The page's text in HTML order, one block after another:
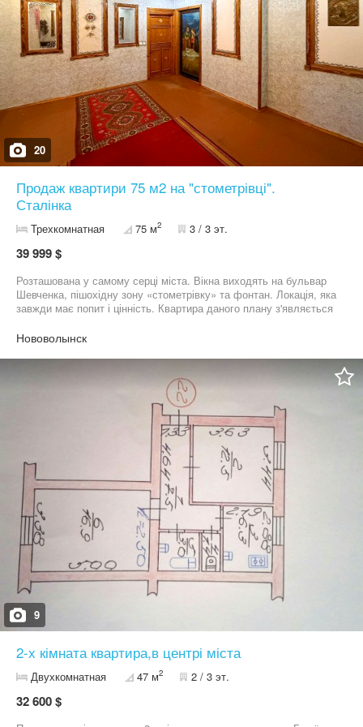
20
Продаж квартири 75 м2 на "стометрівці".
Сталінка
Трехкомнатная 75 м2 3 / 3 эт.
39 999 $
Розташована у самому серці міста. Вікна виходять на бульвар
Шевченка, пішохідну зону «стометрівку» та фонтан. Локація, яка
завжди має попит і цінність. Квартира даного плану з'являється
сучасний і функціональний простір: - кухня-вітальня з виходом
коридору; - дві окремі спальні; - завдяки заскленій терасі, можна
облаштувати комфортний робочий кабінет. Окремою перевагою
квартири є високі стелі (3,05 м), які додають простору та
відчуття світла. Встановлені металопластикові вікна та замінено
вхідні двері. В будинку створено ОСББ. Кодовий замок у
під'їзді. Є місце для парковки авто біля дому.
Нововолынск
9
2-х кімната квартира,в центрі міста
Двухкомнатная 47 м2 2 / 3 эт.
32 600 $